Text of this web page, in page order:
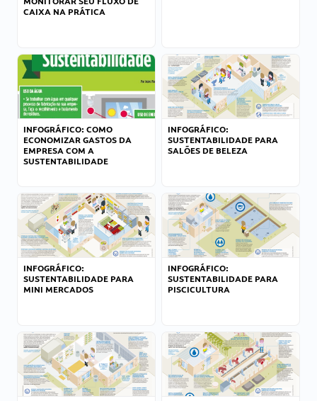
CAIXA NA PRÁTICA
INFOGRÁFICO: COMO
ECONOMIZAR GASTOS DA
EMPRESA COM A
SUSTENTABILIDADE
INFOGRÁFICO:
SUSTENTABILIDADE PARA
SALÕES DE BELEZA
INFOGRÁFICO:
SUSTENTABILIDADE PARA
MINI MERCADOS
INFOGRÁFICO:
SUSTENTABILIDADE PARA
PISCICULTURA